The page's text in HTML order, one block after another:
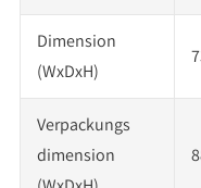
Dimension
(WxDxH)
Verpackungs
dimension